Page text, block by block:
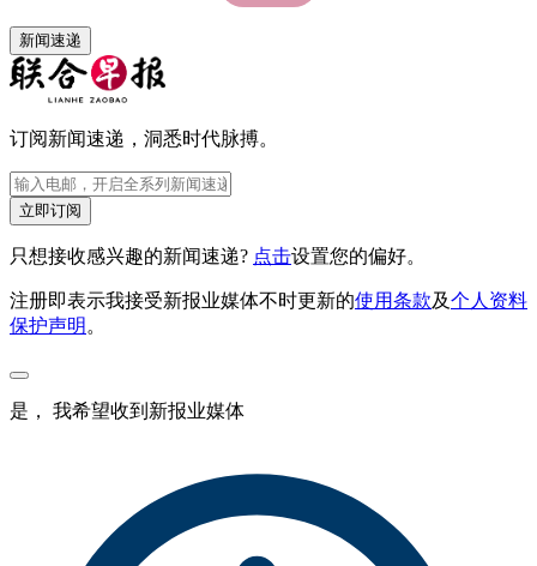
新闻速递
订阅新闻速递，洞悉时代脉搏。
立即订阅
只想接收感兴趣的新闻速递? 点击设置您的偏好。
注册即表示我接受新报业媒体不时更新的使用条款及个人资料
保护声明 。
是， 我希望收到新报业媒体